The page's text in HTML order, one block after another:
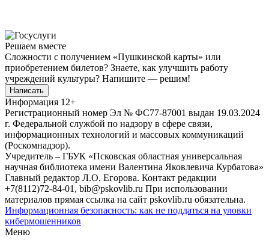
Решаем вместе
Сложности с получением «Пушкинской карты» или
приобретением билетов? Знаете, как улучшить работу
учреждений культуры? Напишите — решим!
Написать
Информация 12+
Регистрационный номер Эл № ФС77-87001 выдан 19.03.2024
г. Федеральной службой по надзору в сфере связи,
информационных технологий и массовых коммуникаций
(Роскомнадзор).
Учредитель – ГБУК «Псковская областная универсальная
научная библиотека имени Валентина Яковлевича Курбатова»
Главный редактор Л.О. Егорова. Контакт редакции
+7(8112)72-84-01, bib@pskovlib.ru При использовании
материалов прямая ссылка на сайт pskovlib.ru обязательна.
Информационная безопасность: как не поддаться на уловки
кибермошенников
Меню